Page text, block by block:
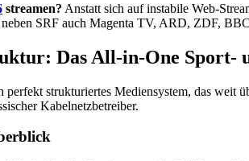
streamen? Anstatt sich auf instabile Web-
neben SRF auch Magenta TV, ARD, ZDF,
Das All-in-One Sport-
perfekt strukturiertes Mediensystem, das weit
Kabelnetzbetreiber.